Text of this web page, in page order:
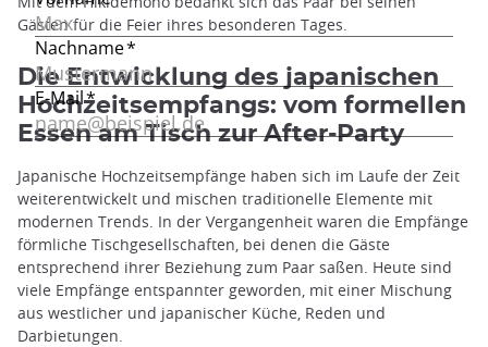
Gästen für die Feier ihres besonderen Tages.
Die Entwicklung des japanischen
Hochzeitsempfangs: vom formellen
Essen am Tisch zur After-Party
Japanische Hochzeitsempfänge haben sich im Laufe der Zeit
weiterentwickelt und mischen traditionelle Elemente mit
modernen Trends. In der Vergangenheit waren die Empfänge
förmliche Tischgesellschaften, bei denen die Gäste
entsprechend ihrer Beziehung zum Paar saßen. Heute sind
viele Empfänge entspannter geworden, mit einer Mischung
aus westlicher und japanischer Küche, Reden und
Darbietungen.